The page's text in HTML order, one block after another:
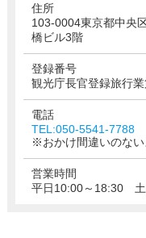
住所
103-0004東京都中央
橋ビル3階
登録番号
観光庁長官登録旅行
電話
TEL:050-5541-7788
※おかけ間違いのない
営業時間
平日10:00～18:30 土